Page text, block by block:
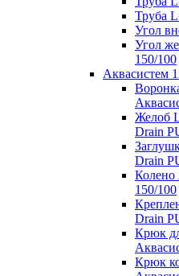
Труба
Угол
Угол
150/100
Аквасистем
Желоб
Drain
Drain
Колено
150/100
Drain
Крюк
Крюк